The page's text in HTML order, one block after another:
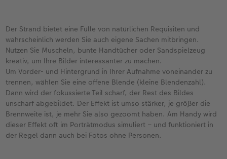
Der Strand bietet eine Fülle von natürlichen Requisiten und
wahrscheinlich werden Sie auch eigene Sachen mitbringen.
Nutzen Sie Muscheln, bunte Handtücher oder Sandspielzeug
kreativ, um Ihre Bilder interessanter zu machen.
Um Vorder- und Hintergrund in Ihrer Aufnahme voneinander zu
trennen, wählen Sie eine offene Blende (kleine Blendenzahl).
Dann wird der fokussierte Teil scharf, der Rest des Bildes
unscharf abgebildet. Der Effekt ist umso stärker, je größer die
Brennweite ist, je mehr Sie also gezoomt haben. Am Handy wird
dieser Effekt oft im Porträtmodus simuliert – und funktioniert in
der Regel dann auch bei Fotos ohne Personen.